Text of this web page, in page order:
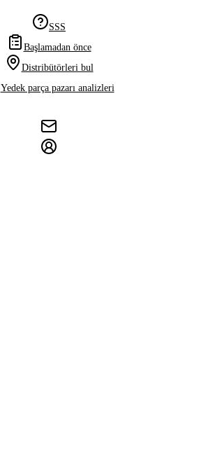
SSS
Başlamadan önce
Distribütörleri bul
Yedek parça pazarı analizleri